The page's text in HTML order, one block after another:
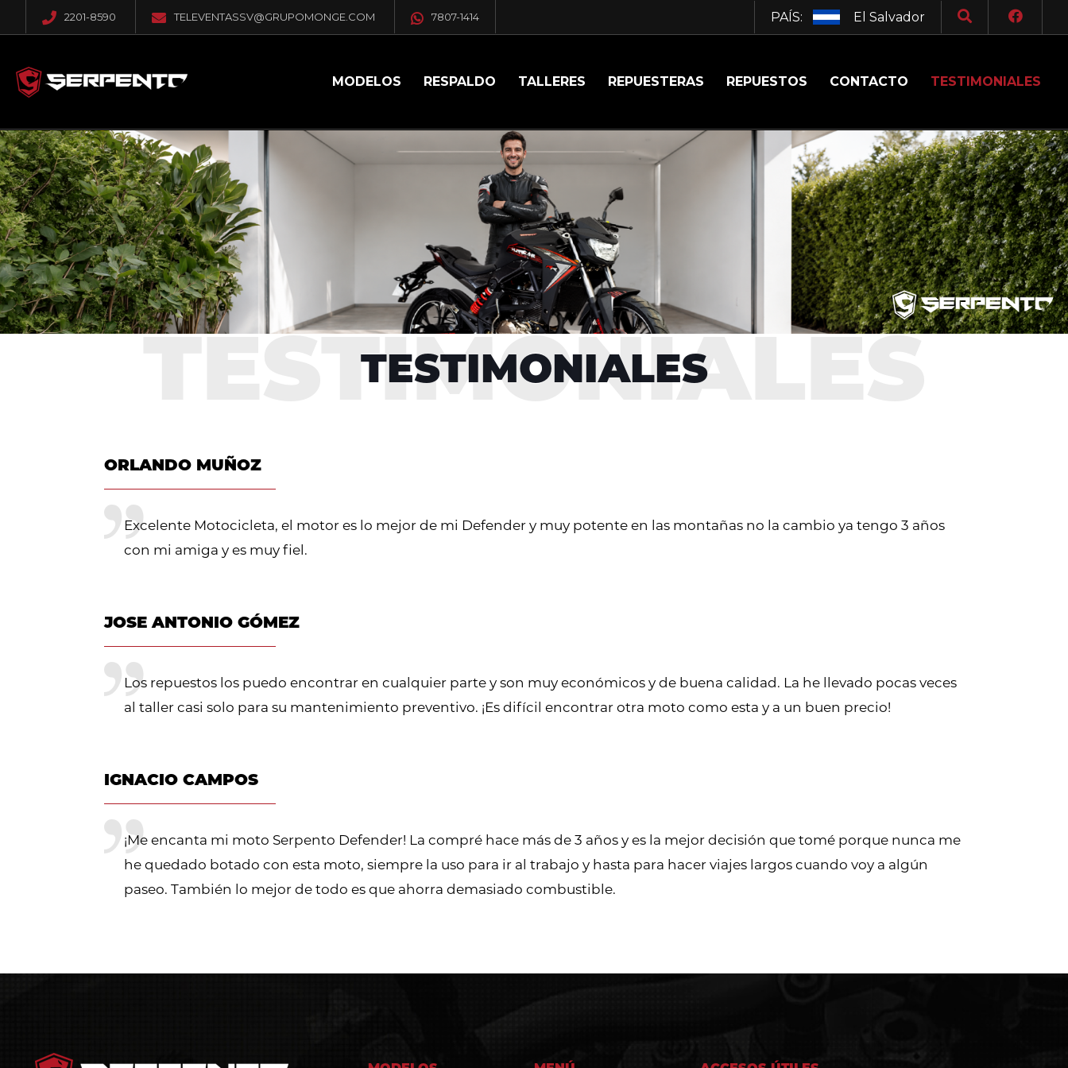
2201-8590 TELEVENTASSV@GRUPOMONGE.COM 7807-1414 PAÍS: El Salvador
MODELOS RESPALDO TALLERES REPUESTERAS REPUESTOS CONTACTO TESTIMONIALES
TESTIMONIALES
ORLANDO MUÑOZ
Excelente Motocicleta, el motor es lo mejor de mi Defender y muy potente en las montañas no la cambio ya tengo 3 años
con mi amiga y es muy fiel.
JOSE ANTONIO GÓMEZ
Los repuestos los puedo encontrar en cualquier parte y son muy económicos y de buena calidad. La he llevado pocas veces
al taller casi solo para su mantenimiento preventivo. ¡Es difícil encontrar otra moto como esta y a un buen precio!
IGNACIO CAMPOS
¡Me encanta mi moto Serpento Defender! La compré hace más de 3 años y es la mejor decisión que tomé porque nunca me
he quedado botado con esta moto, siempre la uso para ir al trabajo y hasta para hacer viajes largos cuando voy a algún
paseo. También lo mejor de todo es que ahorra demasiado combustible.